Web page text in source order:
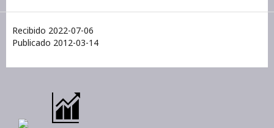
Recibido 2022-07-06
Publicado 2012-03-14